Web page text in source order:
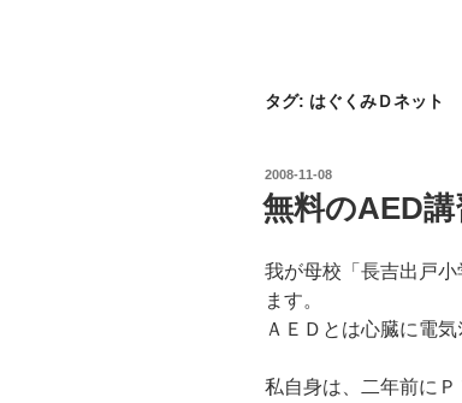
タグ: はぐくみＤネット
投
稿
日:
2008-11-08
無料のAED
我が母校「長吉出戸
ます。
ＡＥＤとは心臓に電
私自身は、二年前にＰ